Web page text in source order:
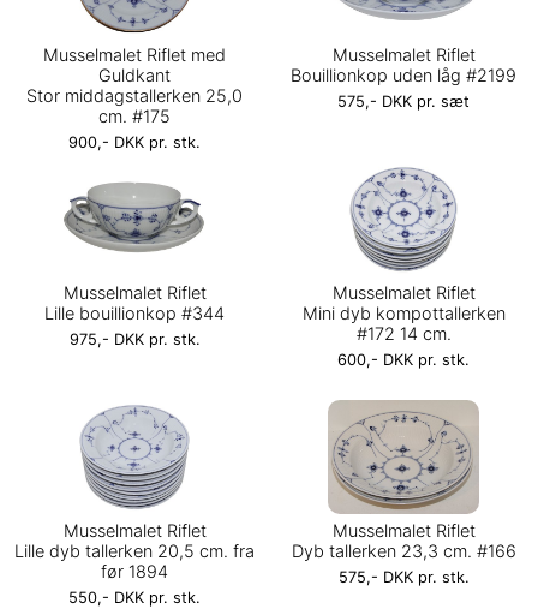
Musselmalet Riflet med
Guldkant
Stor middagstallerken 25,0
cm. #175
900,- DKK pr. stk.
Musselmalet Riflet
Bouillionkop uden låg #2199
575,- DKK pr. sæt
Musselmalet Riflet
Lille bouillionkop #344
975,- DKK pr. stk.
Musselmalet Riflet
Mini dyb kompottallerken
#172 14 cm.
600,- DKK pr. stk.
Musselmalet Riflet
Lille dyb tallerken 20,5 cm. fra
før 1894
550,- DKK pr. stk.
Musselmalet Riflet
Dyb tallerken 23,3 cm. #166
575,- DKK pr. stk.